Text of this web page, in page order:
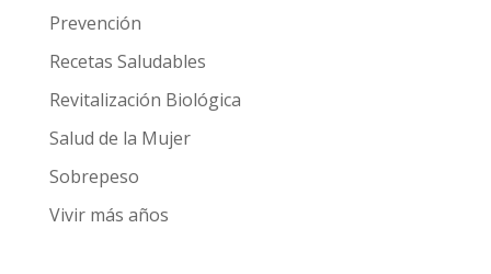
Prevención
Recetas Saludables
Revitalización Biológica
Salud de la Mujer
Sobrepeso
Vivir más años